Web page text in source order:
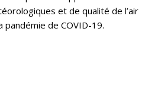
et de qualité de l’air
pandémie de COVID-19.